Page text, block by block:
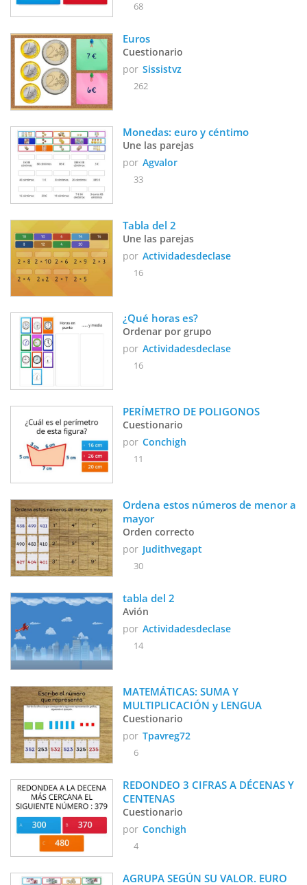
68
Euros
Cuestionario
por Sissistvz
262
Monedas: euro y céntimo
Une las parejas
por Agvalor
33
Tabla del 2
Une las parejas
por Actividadesdeclase
16
¿Qué horas es?
Ordenar por grupo
por Actividadesdeclase
16
PERÍMETRO DE POLIGONOS
Cuestionario
por Conchigh
11
Ordena estos números de menor a
mayor
Orden correcto
por Judithvegapt
30
tabla del 2
Avión
por Actividadesdeclase
14
MATEMÁTICAS: SUMA Y
Cuestionario
por Tpavreg72
6
REDONDEO 3 CIFRAS A DÉCENAS Y
CENTENAS
Cuestionario
por Conchigh
4
AGRUPA SEGÚN SU VALOR. EURO